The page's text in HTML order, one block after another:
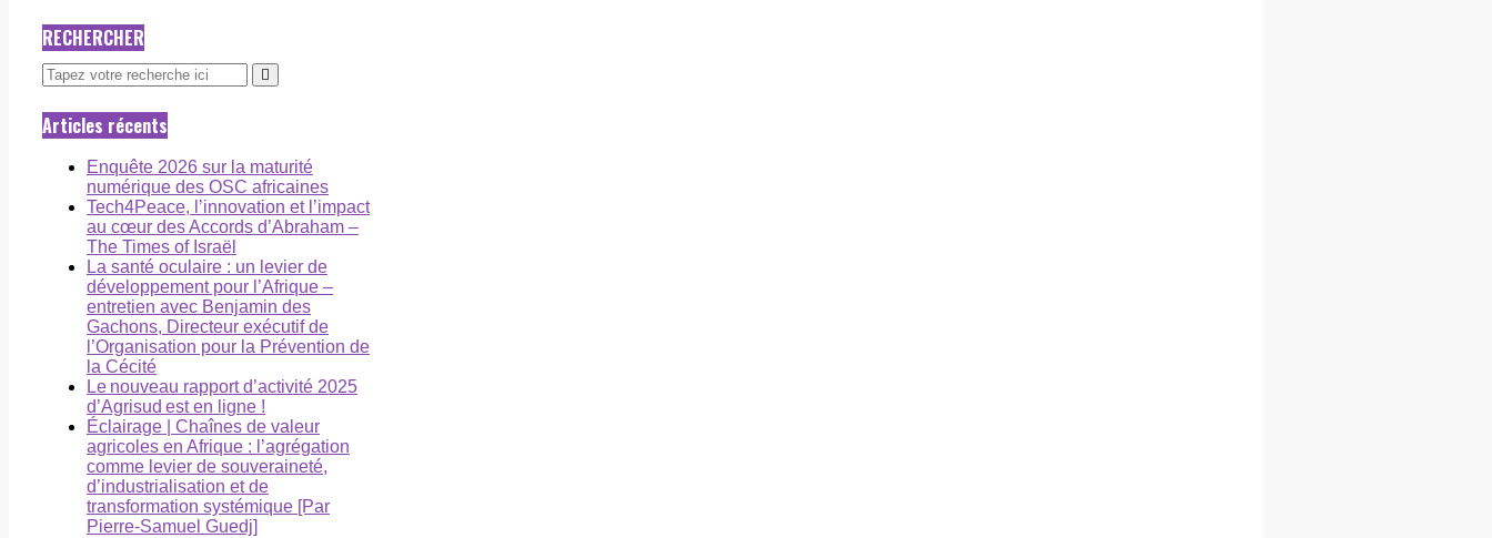
RECHERCHER
Articles récents
Enquête 2026 sur la maturité
numérique des OSC africaines
Tech4Peace, l’innovation et l’impact
au cœur des Accords d’Abraham –
The Times of Israël
La santé oculaire : un levier de
développement pour l’Afrique –
entretien avec Benjamin des
Gachons, Directeur exécutif de
l’Organisation pour la Prévention de
la Cécité
Le nouveau rapport d’activité 2025
d’Agrisud est en ligne !
Éclairage | Chaînes de valeur
agricoles en Afrique : l’agrégation
comme levier de souveraineté,
d’industrialisation et de
transformation systémique [Par
Pierre-Samuel Guedj]